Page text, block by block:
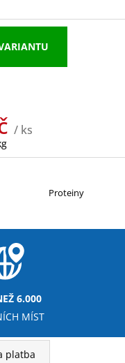
/ ks
Proteiny
6.000
MÍST
platba